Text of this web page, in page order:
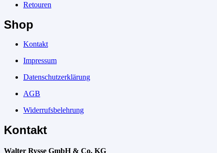
Retouren
Shop
Kontakt
Impressum
Datenschutzerklärung
AGB
Widerrufsbelehrung
Kontakt
Walter Rysse GmbH & Co. KG